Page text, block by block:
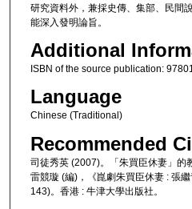
研究資料外，兼採史傳、集部、民間
能深入發明論旨。
Additional
ISBN of the source publication:
Language
Chinese (Traditional)
Recommended
司徒秀英 (2007)。「朱買臣休妻」的
雷競璇 (編)，《崑劇朱買臣休妻 : 張
143)。香港 : 牛津大學出版社。